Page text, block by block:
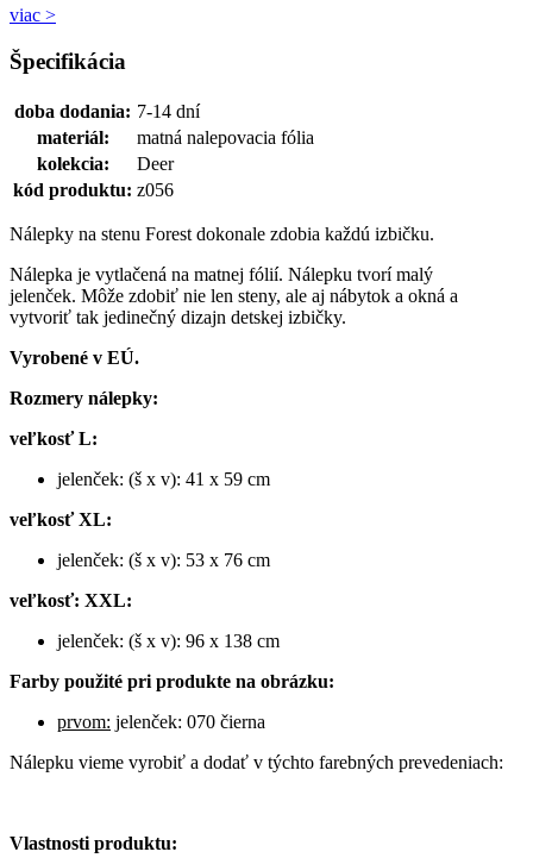
viac >
Špecifikácia
doba dodania: 7-14 dní
materiál:
matná nalepovacia fólia
kolekcia:
Deer
kód produktu: z056
Nálepky na stenu Forest dokonale zdobia každú izbičku.
Nálepka je vytlačená na matnej fólií. Nálepku tvorí malý
jelenček. Môže zdobiť nie len steny, ale aj nábytok a okná a
vytvoriť tak jedinečný dizajn detskej izbičky.
Vyrobené v EÚ.
Rozmery nálepky:
veľkosť L:
jelenček: (š x v): 41 x 59 cm
veľkosť XL:
jelenček: (š x v): 53 x 76 cm
veľkosť: XXL:
jelenček: (š x v): 96 x 138 cm
Farby použité pri produkte na obrázku:
prvom: jelenček: 070 čierna
Nálepku vieme vyrobiť a dodať v týchto farebných prevedeniach:
Vlastnosti produktu: